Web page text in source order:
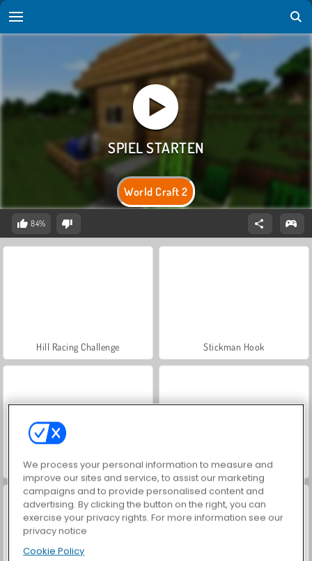
World Craft 2
84%
Hill Racing Challenge Stickman Hook
Noob Fuse Bus Parking Out
We process your personal information to measure and
improve our sites and service, to assist our marketing
campaigns and to provide personalised content and
advertising. By clicking the button on the right, you can
exercise your privacy rights. For more information see our
privacy notice
Cookie Policy